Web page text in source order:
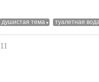
душистая тема туалетная
11